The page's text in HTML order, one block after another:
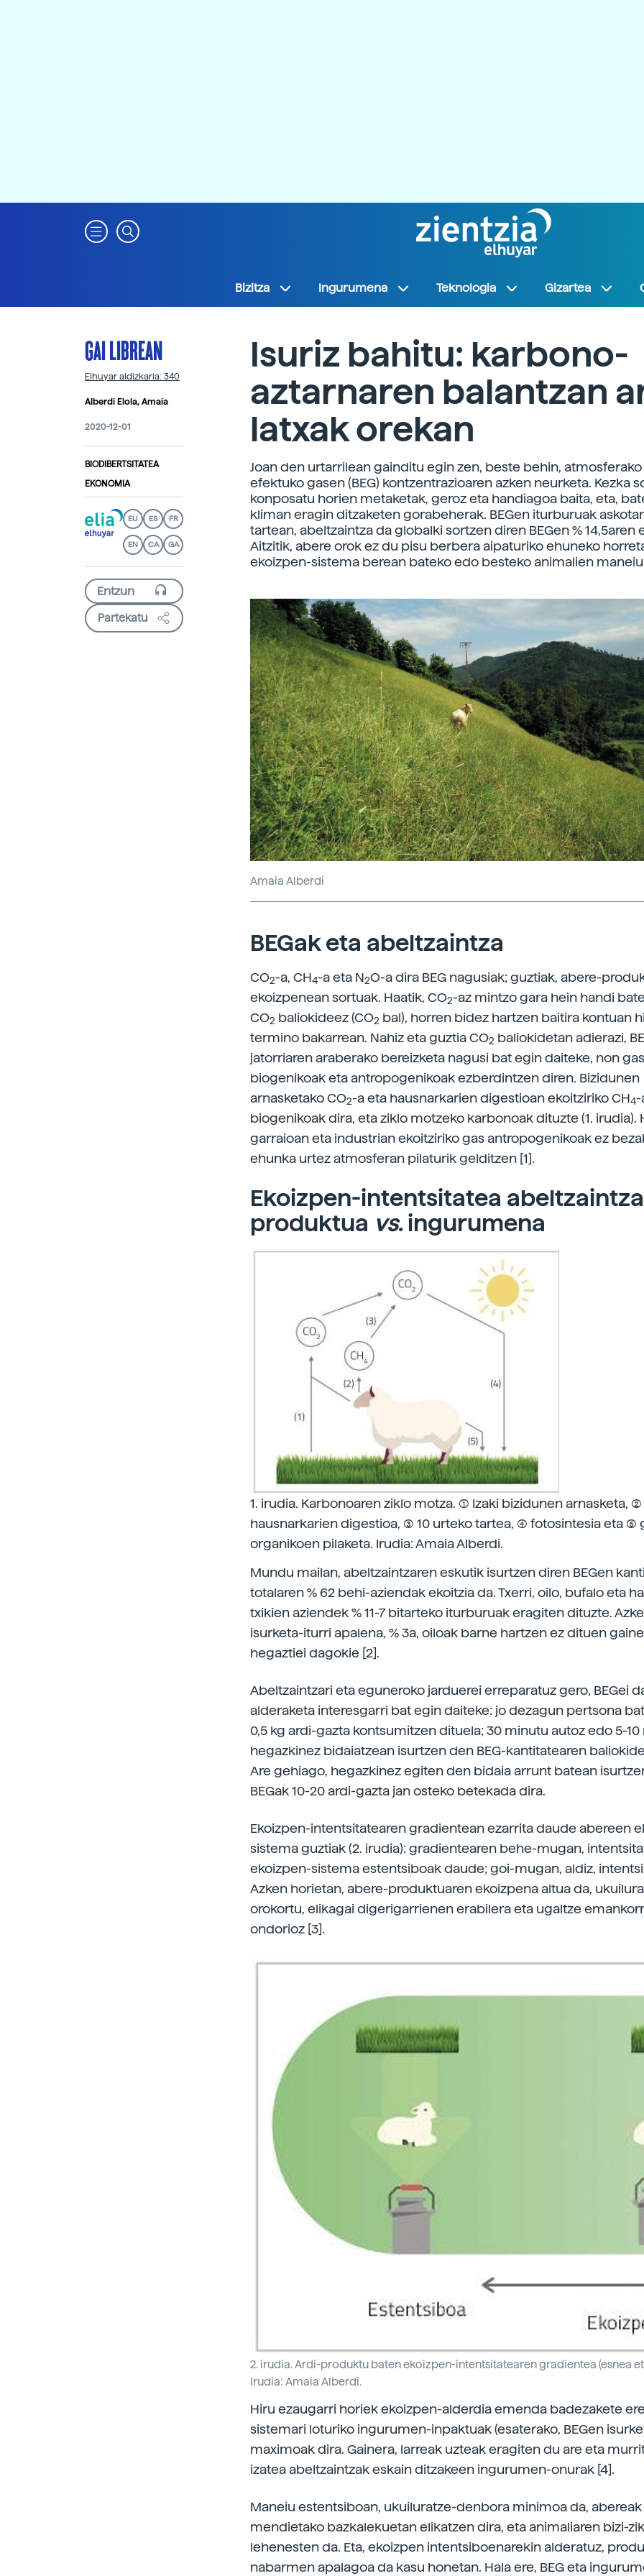
Bizitza Ingurumena Teknologia Gizartea
GAI LIBREAN
Elhuyar aldizkaria: 340
Alberdi Elola, Amaia
2020-12-01
BIODIBERTSITATEA
EKONOMIA
EU ES FR
EN CA GA
Partekatu
Isuriz bahitu: karbono-
aztarnaren balantzan
latxak orekan
Joan den urtarrilean gainditu egin zen, beste behin,
efektuko gasen (BEG) kontzentrazioaren azken neurketa. Kezka
konposatu horien metaketak, geroz eta handiagoa baita, eta,
kliman eragin ditzaketen gorabeherak. BEGen iturburuak
tartean, abeltzaintza da globalki sortzen diren BEGen % 14,5aren
Aitzitik, abere orok ez du pisu berbera aipaturiko ehuneko
ekoizpen-sistema berean bateko edo besteko animalien
Amaia Alberdi
BEGak eta abeltzaintza
CO2-a, CH4-a eta N2O-a dira BEG nagusiak; guztiak, abere-
ekoizpenean sortuak. Haatik, CO2-az mintzo gara hein handi
CO2 baliokideez (CO2 bal), horren bidez hartzen baitira kontuan
termino bakarrean. Nahiz eta guztia CO2 baliokidetan adierazi,
jatorriaren araberako bereizketa nagusi bat egin daiteke, non gas
biogenikoak eta antropogenikoak ezberdintzen diren. Bizidunen
arnasketako CO2-a eta hausnarkarien digestioan ekoitziriko CH4-
biogenikoak dira, eta ziklo motzeko karbonoak dituzte (1. irudia).
garraioan eta industrian ekoitziriko gas antropogenikoak ez
ehunka urtez atmosferan pilaturik gelditzen [1].
Ekoizpen-intentsitatea
produktua vs. ingurumena
1. irudia. Karbonoaren ziklo motza. (1) Izaki bizidunen arnasketa, (2)
hausnarkarien digestioa, (3) 10 urteko tartea, (4) fotosintesia eta (5)
organikoen pilaketa. Irudia: Amaia Alberdi.
Mundu mailan, abeltzaintzaren eskutik isurtzen diren BEGen
totalaren % 62 behi-aziendak ekoitzia da. Txerri, oilo, bufalo eta
txikien aziendek % 11-7 bitarteko iturburuak eragiten dituzte.
isurketa-iturri apalena, % 3a, oiloak barne hartzen ez dituen
hegaztiei dagokie [2].
Abeltzaintzari eta eguneroko jarduerei erreparatuz gero, BEGei
alderaketa interesgarri bat egin daiteke: jo dezagun pertsona
0,5 kg ardi-gazta kontsumitzen dituela; 30 minutu autoz edo 5-
hegazkinez bidaiatzean isurtzen den BEG-kantitatearen
Are gehiago, hegazkinez egiten den bidaia arrunt batean
BEGak 10-20 ardi-gazta jan osteko betekada dira.
Ekoizpen-intentsitatearen gradientean ezarrita daude abereen
sistema guztiak (2. irudia): gradientearen behe-mugan,
ekoizpen-sistema estentsiboak daude; goi-mugan, aldiz,
Azken horietan, abere-produktuaren ekoizpena altua da,
orokortu, elikagai digerigarrienen erabilera eta ugaltze
ondorioz [3].
2. irudia. Ardi-produktu baten ekoizpen-intentsitatearen gradientea (esnea
Irudia: Amaia Alberdi.
Hiru ezaugarri horiek ekoizpen-alderdia emenda badezakete
sistemari loturiko ingurumen-inpaktuak (esaterako, BEGen
maximoak dira. Gainera, larreak uzteak eragiten du are eta
izatea abeltzaintzak eskain ditzakeen ingurumen-onurak [4].
Maneiu estentsiboan, ukuiluratze-denbora minimoa da,
mendietako bazkalekuetan elikatzen dira, eta animaliaren bizi-
lehenesten da. Eta, ekoizpen intentsiboenarekin alderatuz,
nabarmen apalagoa da kasu honetan. Hala ere, BEG eta